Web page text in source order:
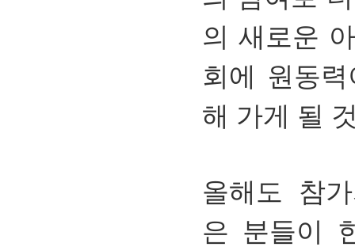
의 새로운
회에 원동
해 가게 될
올해도 참
은 분들이